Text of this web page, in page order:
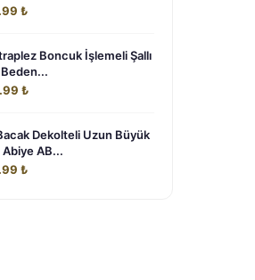
₺
Boncuk İşlemeli Şallı
₺
Dekolteli Uzun Büyük
AB...
₺